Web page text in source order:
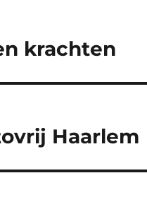
krachten
Haarlem